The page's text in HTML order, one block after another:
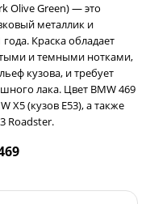
Olive Green) — это
металлик и
Краска обладает
и темными нотками,
кузова, и требует
лака. Цвет BMW 469
X5 (кузов E53), а также
Roadster.